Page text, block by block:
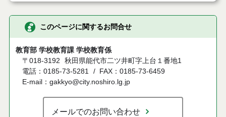
このページに関するお問合せ
教育部 学校教育課 学校教育係
〒018-3192
秋田県能代市二ツ井町字上台１番地1
電話：0185-73-5281
FAX：0185-73-6459
E-mail：gakkyo@city.noshiro.lg.jp
メールでのお問い合わせ